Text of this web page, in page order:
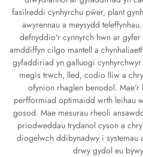
fasilreddi cynhyrchu pŵer, plant
awyrennau a meysydd
defnyddio'r cynnyrch hwn ar
amddiffyn cilgo mantell a
gyfaddiriad yn galluogi
megis trwch, lled, codio lliw a
ofynion rhaglen benodol. Mae'r
perfformiad optimaidd wrth leihau
gosod. Mae mesurau rheoli
priodweddau trydanol cyson a
diogelwch ddibynadwy i systemau
drwy gydol eu